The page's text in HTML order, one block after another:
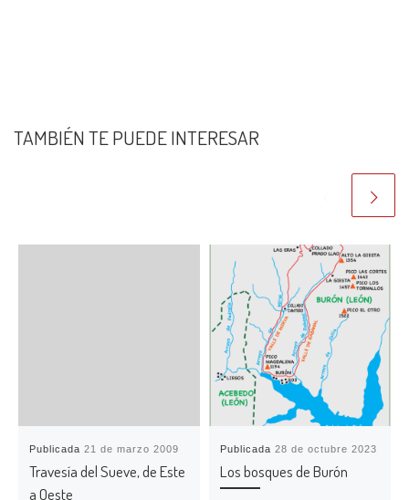
TAMBIÉN TE PUEDE INTERESAR
Publicada21 de marzo 2009
Travesía del Sueve, de Este
a Oeste
Publicada28 de octubre 2023
Los bosques de Burón